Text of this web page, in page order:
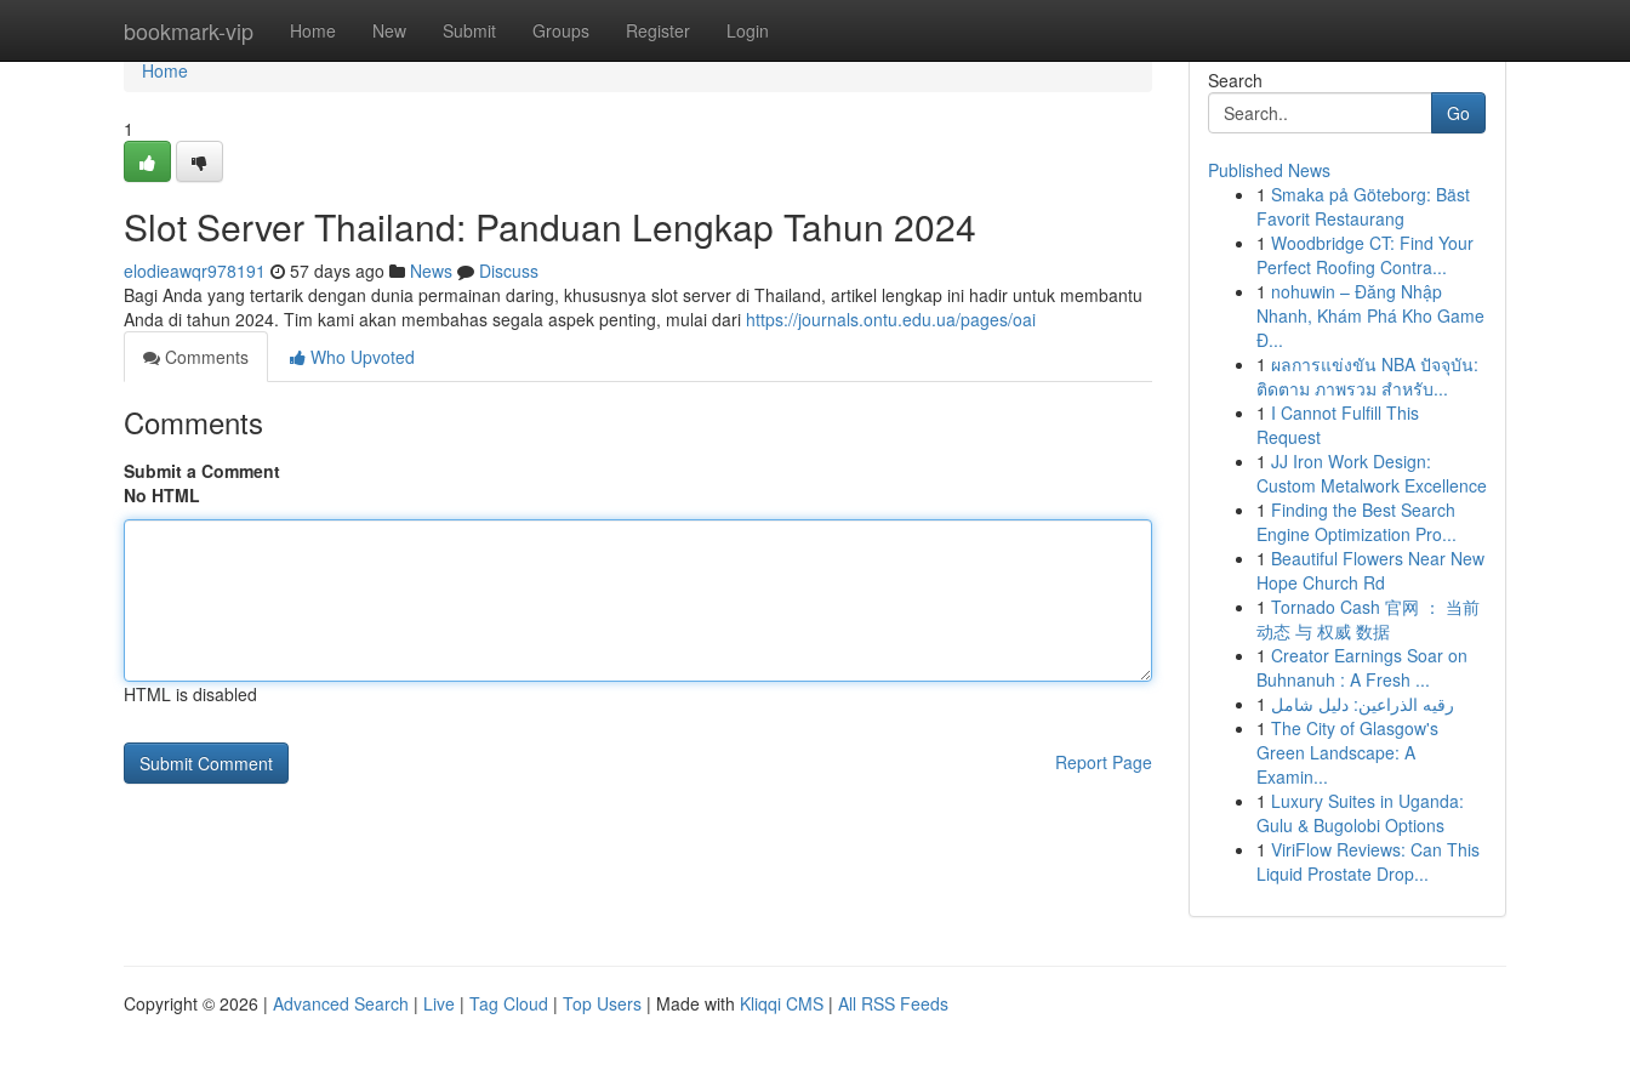
bookmark-vip Home New Submit Groups Register Login
Home
Home
1
Slot Server Thailand: Panduan Lengkap Tahun 2024
elodieawqr978191 57 days ago News
Discuss
Bagi Anda yang tertarik dengan dunia permainan daring, khususnya slot server di Thailand, artikel lengkap ini hadir untuk membantu
Anda di tahun 2024. Tim kami akan membahas segala aspek penting, mulai dari https://journals.ontu.edu.ua/pages/oai
Comments
Who Upvoted
Comments
Submit a Comment
No HTML
HTML is disabled
Report Page
Search
Go
Published News
1 Smaka på Göteborg: Bäst
Favorit Restaurang
1 Woodbridge CT: Find Your
Perfect Roofing Contra...
1 nohuwin – Đăng Nhập
Nhanh, Khám Phá Kho Game
Đ...
1 ผลการแข่งขัน NBA ปัจจุบัน:
ติดตาม ภาพรวม สำหรับ...
1 I Cannot Fulfill This
Request
1 JJ Iron Work Design:
Custom Metalwork Excellence
1 Finding the Best Search
Engine Optimization Pro...
1 Beautiful Flowers Near New
Hope Church Rd
1 Tornado Cash 官网 ： 当前
动态 与 权威 数据
1 Creator Earnings Soar on
Buhnanuh : A Fresh ...
1 رقيه الذراعين: دليل شامل
1 The City of Glasgow's
Green Landscape: A
Examin...
1 Luxury Suites in Uganda:
Gulu & Bugolobi Options
1 ViriFlow Reviews: Can This
Liquid Prostate Drop...
Copyright © 2026 | Advanced Search | Live | Tag Cloud | Top Users | Made with Kliqqi CMS | All RSS Feeds